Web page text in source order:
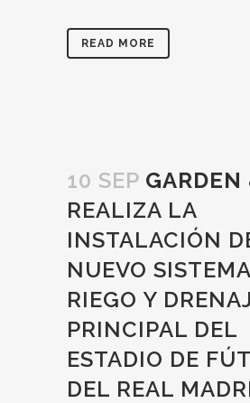
READ MORE
10 SEP GARDEN
REALIZA LA
INSTALACIÓN
NUEVO
RIEGO Y
PRINCIPAL DEL
ESTADIO DE
DEL REAL